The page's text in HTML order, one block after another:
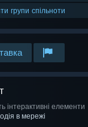
групи спільноти
інтерактивні елементи
в мережі